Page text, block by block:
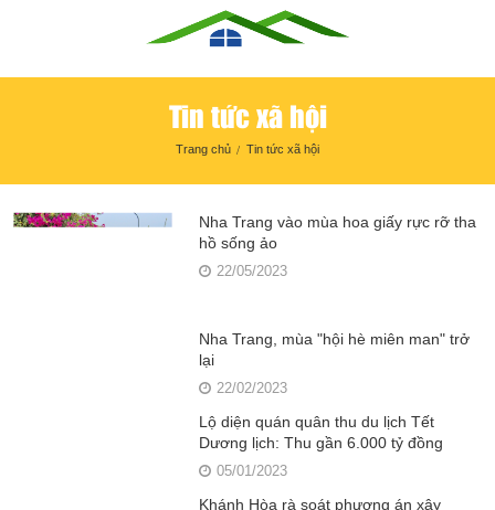
Tin tức xã hội
Trang chủ Tin tức xã hội
Nha Trang vào mùa hoa giấy rực rỡ tha
hồ sống ảo
22/05/2023
Nha Trang, mùa "hội hè miên man" trở
lại
22/02/2023
Lộ diện quán quân thu du lịch Tết
Dương lịch: Thu gần 6.000 tỷ đồng
05/01/2023
Khánh Hòa rà soát phương án xây